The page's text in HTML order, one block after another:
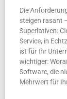
Die
steigen rasant
Superlativen:
Service, in
ist für Ihr
wichtiger:
Software, die
Mehrwert für